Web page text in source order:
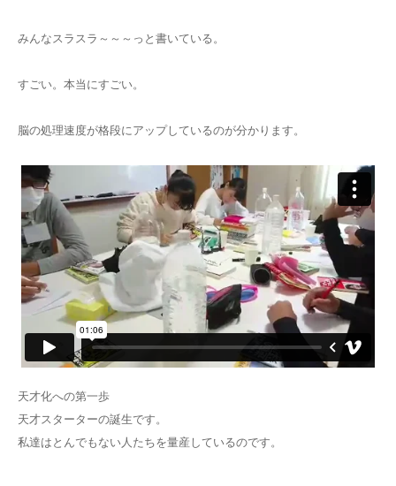
みんなスラスラ～～～っと書いている。
すごい。本当にすごい。
脳の処理速度が格段にアップしているのが分かります。
天才化への第一歩
天才スターターの誕生です。
私達はとんでもない人たちを量産しているのです。